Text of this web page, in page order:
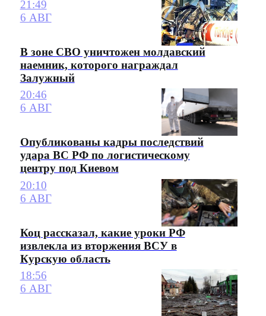
21:49
6 АВГ
В зоне СВО уничтожен молдавский
наемник, которого награждал
Залужный
20:46
6 АВГ
Опубликованы кадры последствий
удара ВС РФ по логистическому
центру под Киевом
20:10
6 АВГ
Коц рассказал, какие уроки РФ
извлекла из вторжения ВСУ в
Курскую область
18:56
6 АВГ